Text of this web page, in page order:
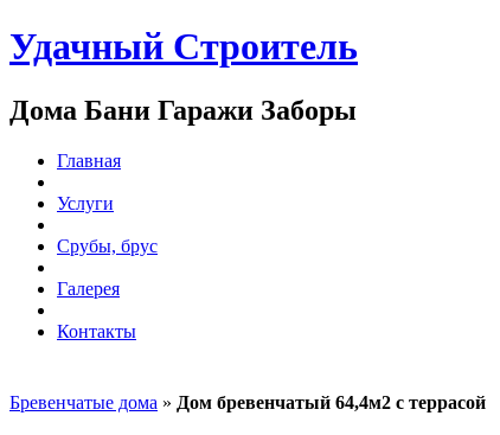
Удачный Строитель
Дома Бани Гаражи Заборы
Главная
Услуги
Срубы, брус
Галерея
Контакты
Бревенчатые дома » Дом бревенчатый 64,4м2 с террасой